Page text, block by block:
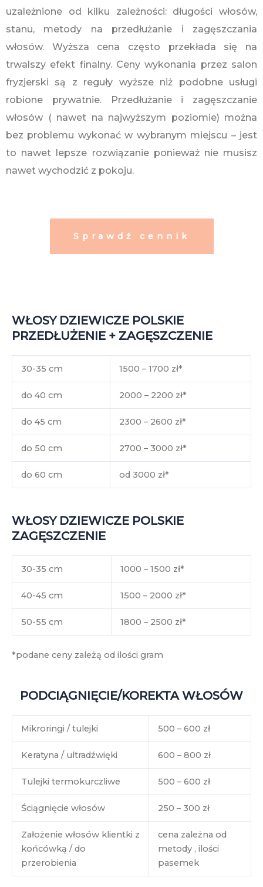
uzależnione od kilku zależności: długości włosów,
stanu, metody na przedłużanie i zagęszczania
włosów. Wyższa cena często przekłada się na
trwalszy efekt finalny. Ceny wykonania przez salon
fryzjerski są z reguły wyższe niż podobne usługi
robione prywatnie. Przedłużanie i zagęszczanie
włosów ( nawet na najwyższym poziomie) można
bez problemu wykonać w wybranym miejscu – jest
to nawet lepsze rozwiązanie ponieważ nie musisz
nawet wychodzić z pokoju.
Sprawdź cennik
WŁOSY DZIEWICZE POLSKIE
PRZEDŁUŻENIE + ZAGĘSZCZENIE
30-35 cm 1500 – 1700 zł*
do 40 cm 2000 – 2200 zł*
do 45 cm 2300 – 2600 zł*
do 50 cm 2700 – 3000 zł*
do 60 cm od 3000 zł*
WŁOSY DZIEWICZE POLSKIE
ZAGĘSZCZENIE
30-35 cm 1000 – 1500 zł*
40-45 cm 1500 – 2000 zł*
50-55 cm 1800 – 2500 zł*
*podane ceny zależą od ilości gram
PODCIĄGNIĘCIE/KOREKTA WŁOSÓW
Mikroringi / tulejki 500 – 600 zł
Keratyna / ultradźwięki 600 – 800 zł
Tulejki termokurczliwe 500 – 600 zł
Ściągnięcie włosów 250 – 300 zł
Założenie włosów klientki z
końcówką / do
przerobienia
cena zależna od
metody , ilości
pasemek